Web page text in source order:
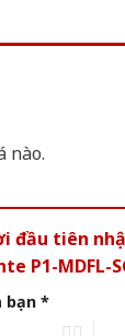
nào.
đầu tiên
P1-MDFL-
bạn *